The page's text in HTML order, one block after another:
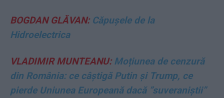
BOGDAN GLĂVAN:Căpușele de la
Hidroelectrica
VLADIMIR MUNTEANU:Moțiunea de cenzură
din România: ce câștigă Putin și Trump, ce
pierde Uniunea Europeană dacă ”suveraniștii”